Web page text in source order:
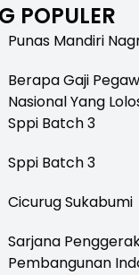
Relokasi
POPULER
Punas Mandiri
Berapa Gaji
Nasional Yang
Sppi Batch 3
Sppi Batch 3
Cicurug Sukabumi
Sarjana
Pembangunan